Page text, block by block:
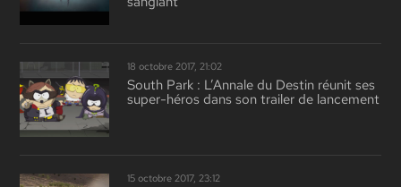
18 octobre 2017, 21:02
South Park : L’Annale du Destin réunit ses
super-héros dans son trailer de lancement
15 octobre 2017, 23:12